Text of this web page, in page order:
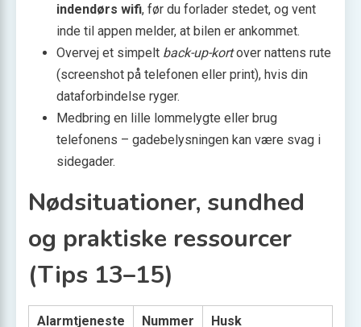
indendørs wifi, før du forlader stedet, og vent
inde til appen melder, at bilen er ankommet.
Overvej et simpelt back-up-kortover nattens rute
(screenshot på telefonen eller print), hvis din
dataforbindelse ryger.
Medbring en lille lommelygte eller brug
telefonens – gadebelysningen kan være svag i
sidegader.
Nødsituationer, sundhed
og praktiske ressourcer
(Tips 13–15)
Alarmtjeneste Nummer
Husk